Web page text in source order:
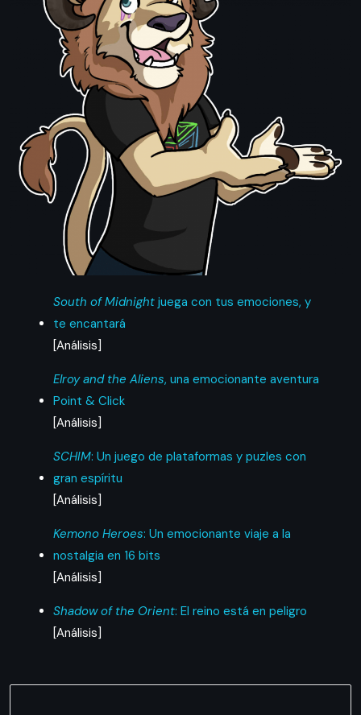
South of Midnightjuega con tus emociones, y
te encantará
[Análisis]
Elroy and the Aliens, una emocionante aventura
Point & Click
[Análisis]
SCHIM: Un juego de plataformas y puzles con
gran espíritu
[Análisis]
Kemono Heroes: Un emocionante viaje a la
nostalgia en 16 bits
[Análisis]
Shadow of the Orient: El reino está en peligro
[Análisis]